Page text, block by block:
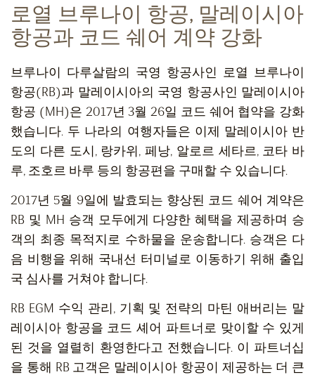
로열 브루나이 항공, 말레이시아
항공과 코드 쉐어 계약 강화
브루나이 다루살람의 국영 항공사인 로열 브루나이
항공(RB)과 말레이시아의 국영 항공사인 말레이시아
항공 (MH)은 2017년 3월 26일 코드 쉐어 협약을 강화
했습니다. 두 나라의 여행자들은 이제 말레이시아 반
도의 다른 도시, 랑카위, 페낭, 알로르 세타르, 코타 바
루, 조호르 바루 등의 항공편을 구매할 수 있습니다.
2017년 5월 9일에 발효되는 향상된 코드 쉐어 계약은
RB 및 MH 승객 모두에게 다양한 혜택을 제공하며 승
객의 최종 목적지로 수하물을 운송합니다. 승객은 다
음 비행을 위해 국내선 터미널로 이동하기 위해 출입
국 심사를 거쳐야 합니다.
RB EGM 수익 관리, 기획 및 전략의 마틴 애버리는 말
레이시아 항공을 코드 셰어 파트너로 맞이할 수 있게
된 것을 열렬히 환영한다고 전했습니다. 이 파트너십
을 통해 RB 고객은 말레이시아 항공이 제공하는 더 큰